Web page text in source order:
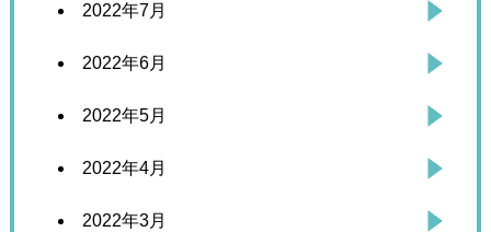
2022年7月
2022年6月
2022年5月
2022年4月
2022年3月